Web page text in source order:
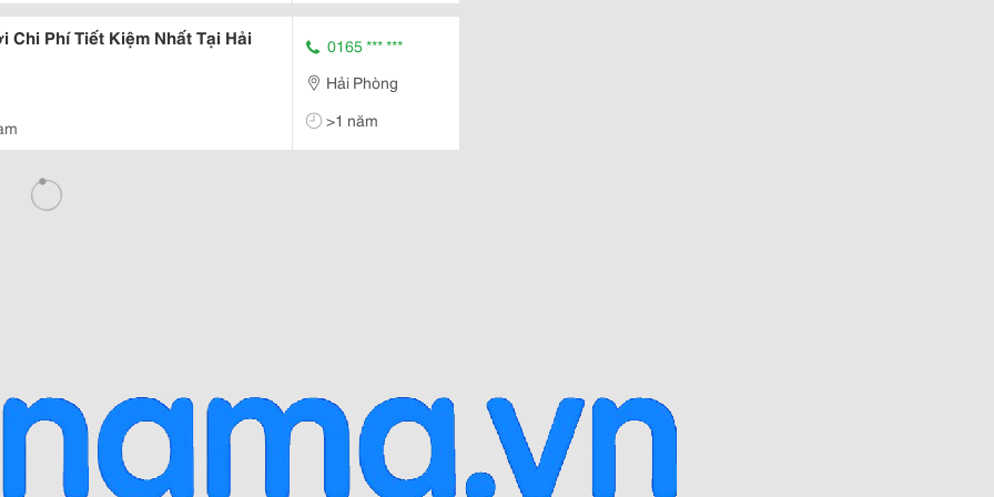
Chi Phí Tiết Kiệm Nhất Tại Hải
0165 *** ***
Hải Phòng
>1 năm